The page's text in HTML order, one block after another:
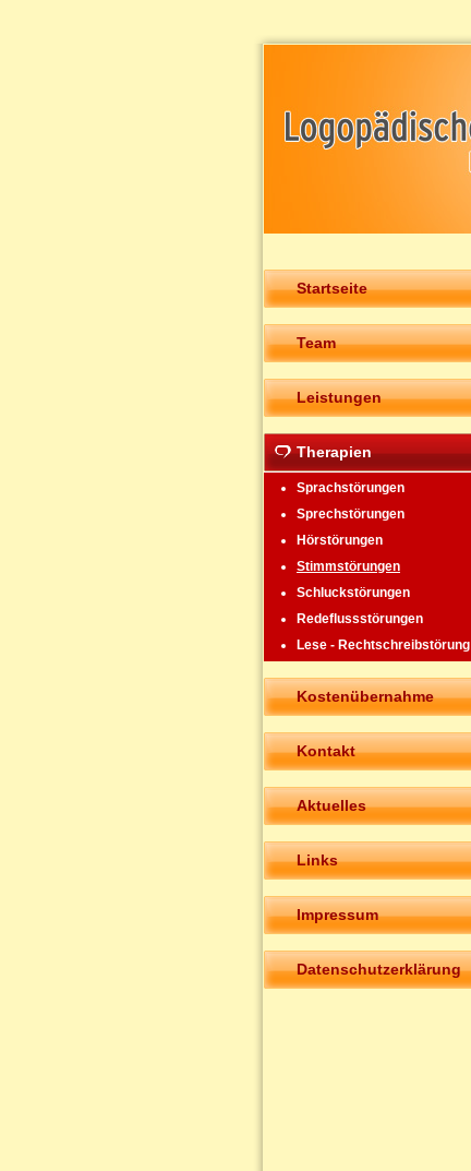
Startseite
Team
Leistungen
Therapien
Sprachstörungen
Sprechstörungen
Hörstörungen
Stimmstörungen
Schluckstörungen
Redeflussstörungen
Lese - Rechtschreibstörung
Kostenübernahme
Kontakt
Aktuelles
Links
Impressum
Datenschutzerklärung